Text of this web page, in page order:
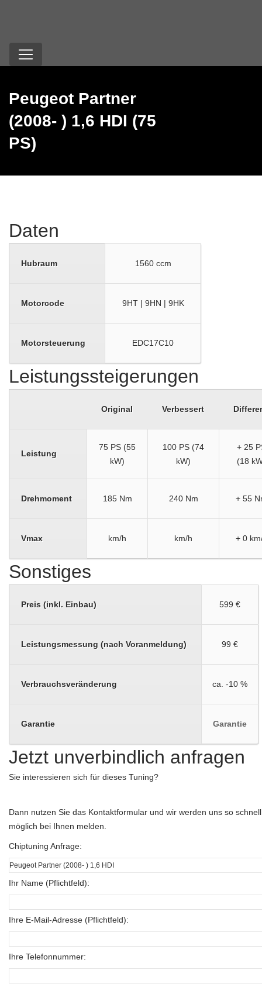
Peugeot Partner
(2008- ) 1,6 HDI (75
PS)
Daten
Hubraum 1560 ccm
Motorcode 9HT | 9HN | 9HK
Motorsteuerung EDC17C10
Leistungssteigerungen
Original Verbessert
Leistung
75 PS (55
kW)
100 PS (74
kW)
+ 25
(18
Drehmoment 185 Nm 240 Nm + 55
Vmax km/h km/h + 0
Sonstiges
Preis (inkl. Einbau) 599 €
Leistungsmessung (nach Voranmeldung) 99 €
Verbrauchsveränderung ca. -10 %
Garantie Garantie
Jetzt unverbindlich anfragen
Sie interessieren sich für dieses Tuning?
Dann nutzen Sie das Kontaktformular und wir werden uns so
möglich bei Ihnen melden.
Chiptuning Anfrage:
Ihr Name (Pflichtfeld):
Ihre E-Mail-Adresse (Pflichtfeld):
Ihre Telefonnummer: